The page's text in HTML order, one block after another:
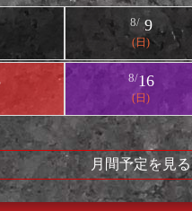
8/ 9
(日)
8/16
(日)
月間予定を見る